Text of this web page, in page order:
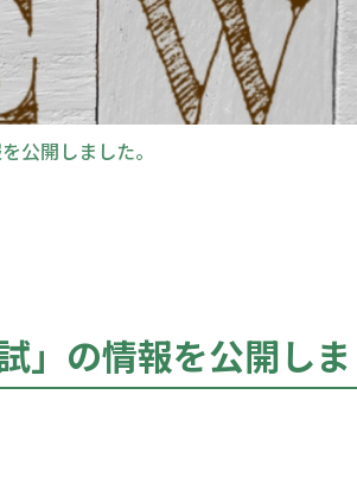
公開しました。
の情報を公開しま